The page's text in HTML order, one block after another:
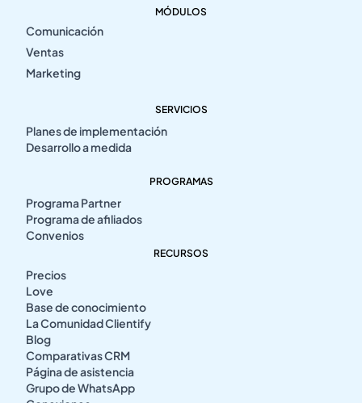
MÓDULOS
Comunicación
Ventas
Marketing
SERVICIOS
Planes de implementación
Desarrollo a medida
PROGRAMAS
Programa Partner
Programa de afiliados
Convenios
RECURSOS
Precios
Love
Base de conocimiento
La Comunidad Clientify
Blog
Comparativas CRM
Página de asistencia
Grupo de WhatsApp